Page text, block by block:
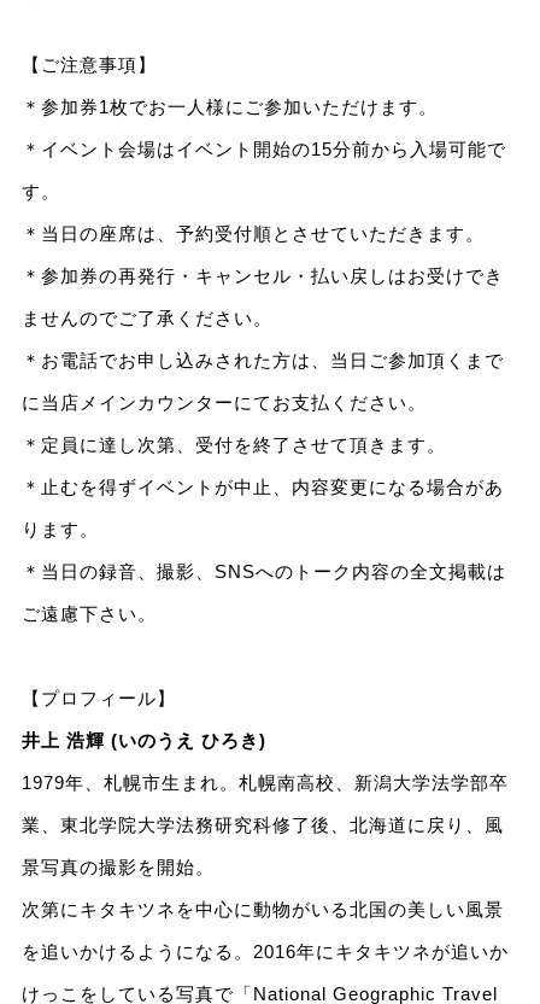
【ご注意事項】
＊参加券1枚でお一人様にご参加いただけます。
＊イベント会場はイベント開始の15分前から入場可能で
す。
＊当日の座席は、予約受付順とさせていただきます。
＊参加券の再発行・キャンセル・払い戻しはお受けでき
ませんのでご了承ください。
＊お電話でお申し込みされた方は、当日ご参加頂くまで
に当店メインカウンターにてお支払ください。
＊定員に達し次第、受付を終了させて頂きます。
＊止むを得ずイベントが中止、内容変更になる場合があ
ります。
＊当日の録音、撮影、SNSへのトーク内容の全文掲載は
ご遠慮下さい。
【プロフィール】
井上 浩輝 (いのうえ ひろき)
1979年、札幌市生まれ。札幌南高校、新潟大学法学部卒
業、東北学院大学法務研究科修了後、北海道に戻り、風
景写真の撮影を開始。
次第にキタキツネを中心に動物がいる北国の美しい風景
を追いかけるようになる。2016年にキタキツネが追いか
けっこをしている写真で「National Geographic Travel